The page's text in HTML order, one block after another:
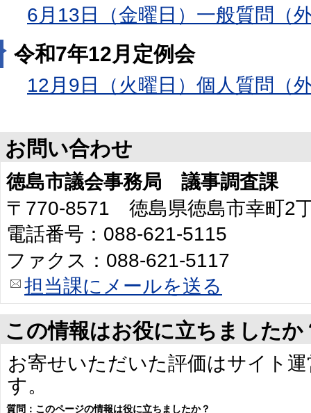
6月13日（金曜日）一般質問（
令和7年12月定例会
12月9日（火曜日）個人質問（
お問い合わせ
徳島市議会事務局 議事調査課
〒770-8571 徳島県徳島市幸町2
電話番号：088-621-5115
ファクス：088-621-5117
担当課にメールを送る
この情報はお役に立ちましたか
お寄せいただいた評価はサイト
す。
質問：このページの情報は役に立ちましたか？